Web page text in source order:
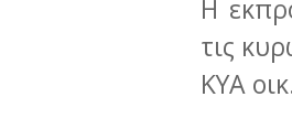
Η
τις
ΚΥΑ